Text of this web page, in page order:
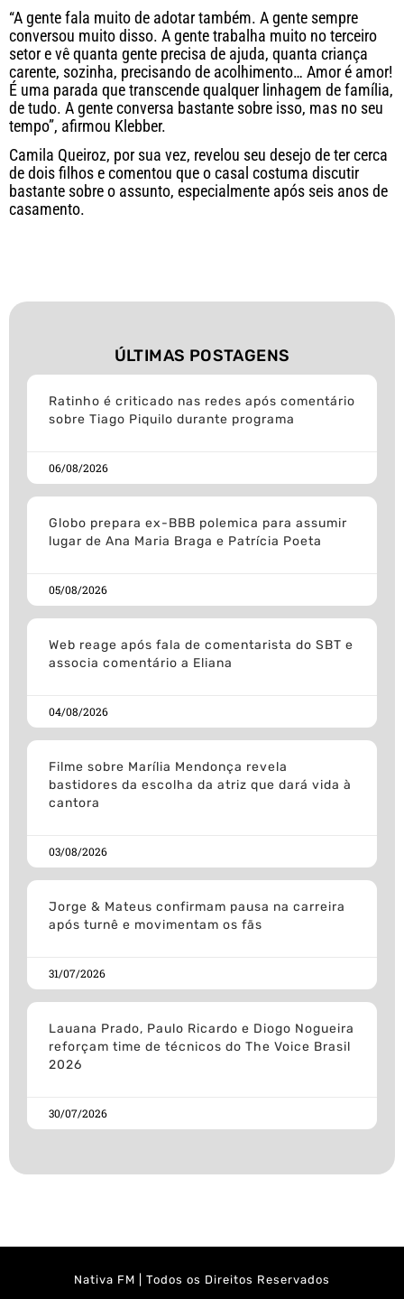
“A gente fala muito de adotar também. A gente sempre
conversou muito disso. A gente trabalha muito no terceiro
setor e vê quanta gente precisa de ajuda, quanta criança
carente, sozinha, precisando de acolhimento… Amor é amor!
É uma parada que transcende qualquer linhagem de família,
de tudo. A gente conversa bastante sobre isso, mas no seu
tempo”, afirmou Klebber.
Camila Queiroz, por sua vez, revelou seu desejo de ter cerca
de dois filhos e comentou que o casal costuma discutir
bastante sobre o assunto, especialmente após seis anos de
casamento.
ÚLTIMAS POSTAGENS
Ratinho é criticado nas redes após comentário
sobre Tiago Piquilo durante programa
06/08/2026
Globo prepara ex-BBB polemica para assumir
lugar de Ana Maria Braga e Patrícia Poeta
05/08/2026
Web reage após fala de comentarista do SBT e
associa comentário a Eliana
04/08/2026
Filme sobre Marília Mendonça revela
bastidores da escolha da atriz que dará vida à
cantora
03/08/2026
Jorge & Mateus confirmam pausa na carreira
após turnê e movimentam os fãs
31/07/2026
Lauana Prado, Paulo Ricardo e Diogo Nogueira
reforçam time de técnicos do The Voice Brasil
2026
30/07/2026
Nativa FM | Todos os Direitos Reservados